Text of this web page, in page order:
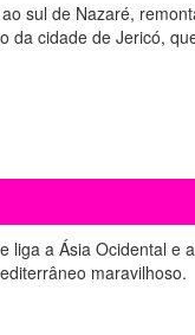
sul de Nazaré,
cidade de Jericó,
a Ásia Ocidental
maravilhoso.